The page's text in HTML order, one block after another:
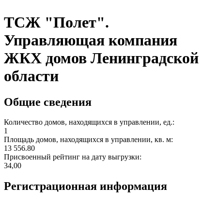
ТСЖ "Полет".
Управляющая компания
ЖКХ домов Ленинградской
области
Общие сведения
Количество домов, находящихся в управлении, ед.:
1
Площадь домов, находящихся в управлении, кв. м:
13 556.80
Присвоенный рейтинг на дату выгрузки:
34,00
Регистрационная информация